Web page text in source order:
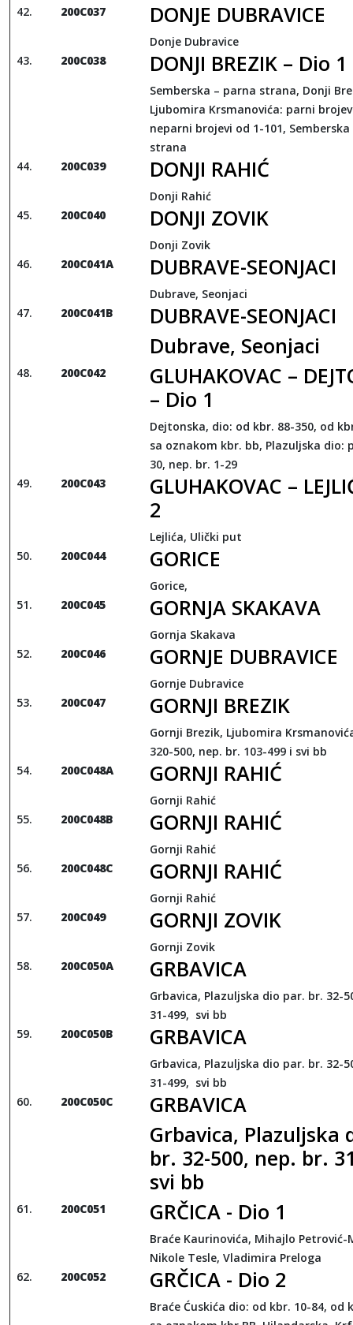
200C037 DONJE DUBRAVICE
Donje Dubravice
200C038
DONJI BREZIK – Dio 1
Semberska – parna strana, Donji
Ljubomira Krsmanovića: parni
neparni brojevi od 1-101,
strana
200C039
DONJI RAHIĆ
Donji Rahić
200C040
DONJI ZOVIK
Donji Zovik
200C041A
DUBRAVE-SEONJACI
Dubrave, Seonjaci
200C041B
DUBRAVE-SEONJACI
Dubrave, Seonjaci
200C042
GLUHAKOVAC –
– Dio 1
Dejtonska, dio: od kbr. 88-350, od
sa oznakom kbr. bb, Plazuljska dio:
30, nep. br. 1-29
200C043
GLUHAKOVAC –
2
Lejlića, Ulički put
200C044
GORICE
Gorice,
200C045
GORNJA SKAKAVA
Gornja Skakava
200C046
GORNJE DUBRAVICE
Gornje Dubravice
200C047
GORNJI BREZIK
Gornji Brezik, Ljubomira
320-500, nep. br. 103-499 i svi bb
200C048A
GORNJI RAHIĆ
Gornji Rahić
200C048B
GORNJI RAHIĆ
Gornji Rahić
200C048C
GORNJI RAHIĆ
Gornji Rahić
200C049
GORNJI ZOVIK
Gornji Zovik
200C050A
GRBAVICA
Grbavica, Plazuljska dio par. br. 32-
31-499, svi bb
200C050B
GRBAVICA
Grbavica, Plazuljska dio par. br. 32-
31-499, svi bb
200C050C
GRBAVICA
Grbavica, Plazuljska
br. 32-500, nep. br.
svi bb
200C051 GRČICA - Dio 1
Braće Kaurinovića, Mihajlo Petrović-
Nikole Tesle, Vladimira Preloga
200C052
GRČICA - Dio 2
Braće Ćuskića dio: od kbr. 10-84, od